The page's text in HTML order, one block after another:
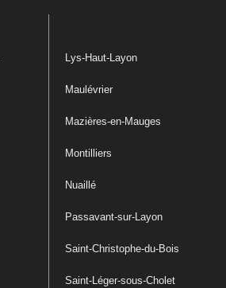
Lys-Haut-Layon
Maulévrier
Mazières-en-Mauges
Montilliers
Nuaillé
Passavant-sur-Layon
Saint-Christophe-du-Bois
Saint-Léger-sous-Cholet